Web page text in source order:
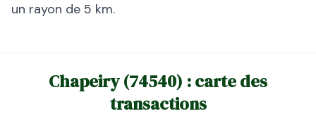
un rayon de 5 km.
Chapeiry(74540) : carte des
transactions